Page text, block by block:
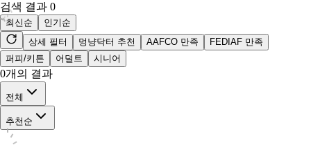
검색 결과 0
최신순
인기순
상세 필터
멍냥닥터 추천 AAFCO 만족
FEDIAF 만족
퍼피/키튼
어덜트 시니어
0개의 결과
전체
추천순